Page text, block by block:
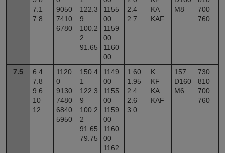
7.1
7.8
9050
7410
6780
122.3
9
100.2
2
91.65
1155
00
1159
00
1160
00
2.4
2.7
KA
KAF
M8
700
760
7.5
6.4
7.8
9.6
10
12
1120
0
9130
7480
6840
5950
150.4
1
122.3
9
100.2
2
91.65
79.75
1149
00
1155
00
1159
00
1160
00
1162
1.60
1.95
2.4
2.6
3.0
K
KF
KA
KAF
157
D160
M6
730
810
700
760